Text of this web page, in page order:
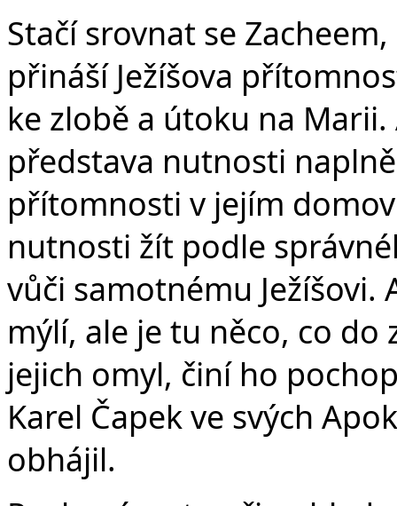
Stačí srovnat se
přináší Ježíšova
ke zlobě a útoku na
představa nutnosti
přítomnosti v jejím
nutnosti žít podle
vůči samotnému Ježíšovi.
mýlí, ale je tu něco, co
jejich omyl, činí ho
Karel Čapek ve svých
obhájil.